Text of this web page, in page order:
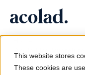
This website stores
These cookies are
Käännös
Lia Translate
Menestystarinat
Tietoa Acolad
suuryritysten